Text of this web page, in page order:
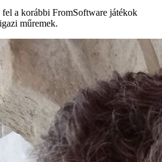
a korábbi FromSoftware játékok
műremek.